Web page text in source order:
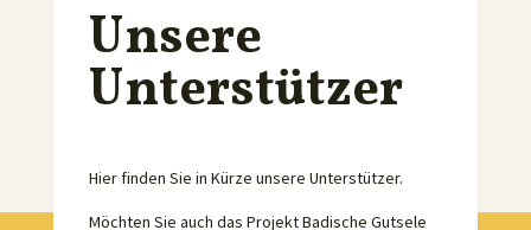
Unsere
Unterstützer
Hier finden Sie in Kürze unsere Unterstützer.
Möchten Sie auch das Projekt Badische Gutsele